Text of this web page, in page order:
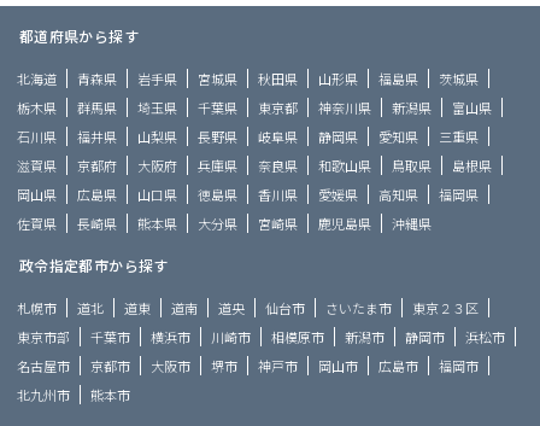
都道府県から探す
北海道 青森県 岩手県 宮城県 秋田県 山形県 福島県
茨城県
栃木県
群馬県 埼玉県 千葉県 東京都 神奈川県 新潟県
富山県
石川県
福井県 山梨県 長野県 岐阜県 静岡県 愛知県
三重県
滋賀県
京都府 大阪府 兵庫県 奈良県 和歌山県 鳥取県
島根県
岡山県
広島県 山口県 徳島県 香川県 愛媛県 高知県
福岡県
佐賀県
長崎県 熊本県 大分県 宮崎県 鹿児島県 沖縄県
政令指定都市から探す
札幌市 道北 道東 道南 道央 仙台市 さいたま市
東京２３区
東京市部
千葉市 横浜市 川崎市 相模原市 新潟市 静岡市
浜松市
名古屋市
京都市 大阪市 堺市 神戸市 岡山市 広島市
福岡市
北九州市
熊本市